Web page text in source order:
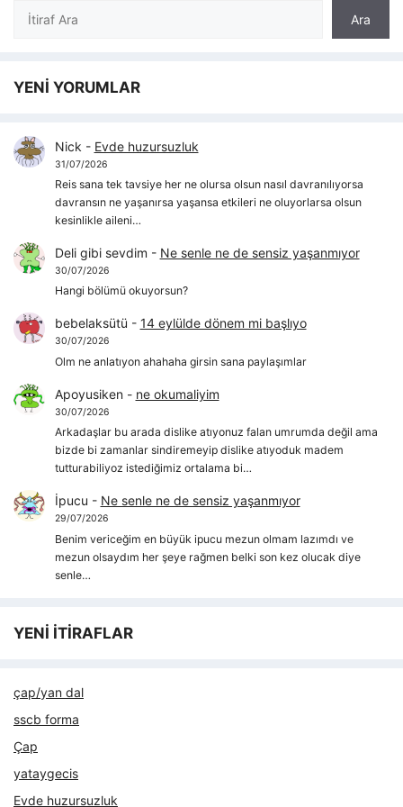
Ara
Ara
YENİ YORUMLAR
Nick - Evde huzursuzluk
31/07/2026
Reis sana tek tavsiye her ne olursa olsun nasıl davranılıyorsa
davransın ne yaşanırsa yaşansa etkileri ne oluyorlarsa olsun
kesinlikle aileni…
Deli gibi sevdim - Ne senle ne de sensiz yaşanmıyor
30/07/2026
Hangi bölümü okuyorsun?
bebelaksütü - 14 eylülde dönem mi başlıyo
30/07/2026
Olm ne anlatıyon ahahaha girsin sana paylaşımlar
Apoyusiken- ne okumaliyim
30/07/2026
Arkadaşlar bu arada dislike atıyonuz falan umrumda değil ama
bizde bi zamanlar sindiremeyip dislike atıyoduk madem
tutturabiliyoz istediğimiz ortalama bi…
İpucu - Ne senle ne de sensiz yaşanmıyor
29/07/2026
Benim vericeğim en büyük ipucu mezun olmam lazımdı ve
mezun olsaydım her şeye rağmen belki son kez olucak diye
senle…
YENİ İTİRAFLAR
çap/yan dal
sscb forma
Çap
yataygecis
Evde huzursuzluk